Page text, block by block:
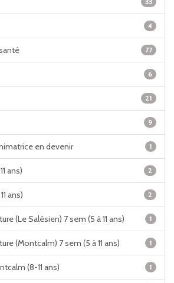
4
77
6
21
9
en devenir 1
ans) 2
ans) 2
(Le Salésien) 7 sem (5 à 11 ans) 1
(Montcalm) 7 sem (5 à 11 ans) 1
(8-11 ans) 1